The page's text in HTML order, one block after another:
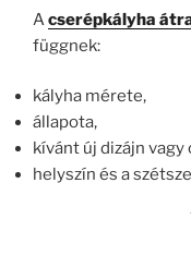
Acserépkályha
függnek:
kályha mérete,
állapota,
kívánt új dizájn
helyszín és a